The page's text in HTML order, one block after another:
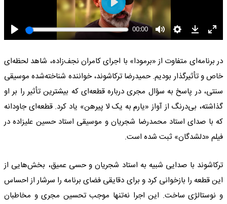
در برنامه‌ای متفاوت از «برمودا» با اجرای کامران نجف‌زاده، شاهد لحظه‌ای
خاص و تأثیرگذار بودیم. حمیدرضا ترکاشوند، خواننده شناخته‌شده موسیقی
سنتی، در پاسخ به سؤال مجری درباره قطعه‌ای که بیشترین تأثیر را بر او
گذاشته، بی‌درنگ از آواز «یارم به یک لا پیرهن» یاد کرد. قطعه‌ای جاودانه
که با صدای استاد محمدرضا شجریان و موسیقی استاد حسین علیزاده در
فیلم «دلشدگان» ثبت شده است.
ترکاشوند با صدایی شبیه به استاد شجریان و حسی عمیق، بخش‌هایی از
این قطعه را بازخوانی کرد و برای دقایقی فضای برنامه را سرشار از احساس
و نوستالژی ساخت. این اجرا نه‌تنها موجب تحسین مجری و مخاطبان